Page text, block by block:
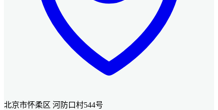
北京市怀柔区 河防口村544号